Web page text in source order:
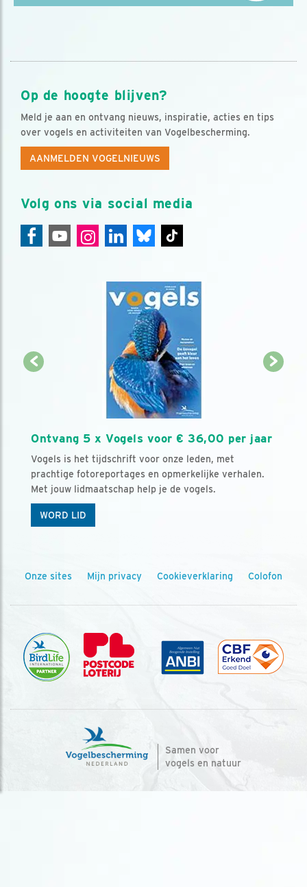
Op de hoogte blijven?
Meld je aan en ontvang nieuws, inspiratie, acties en tips
over vogels en activiteiten van Vogelbescherming.
AANMELDEN VOGELNIEUWS
Volg ons via social media
Ontvang 5 x Vogels voor € 36,00 per jaar
Vogels is het tijdschrift voor onze leden, met
prachtige fotoreportages en opmerkelijke verhalen.
Met jouw lidmaatschap help je de vogels.
WORD LID
Onze sites Mijn privacy Cookieverklaring Colofon
Samen voor
vogels en natuur